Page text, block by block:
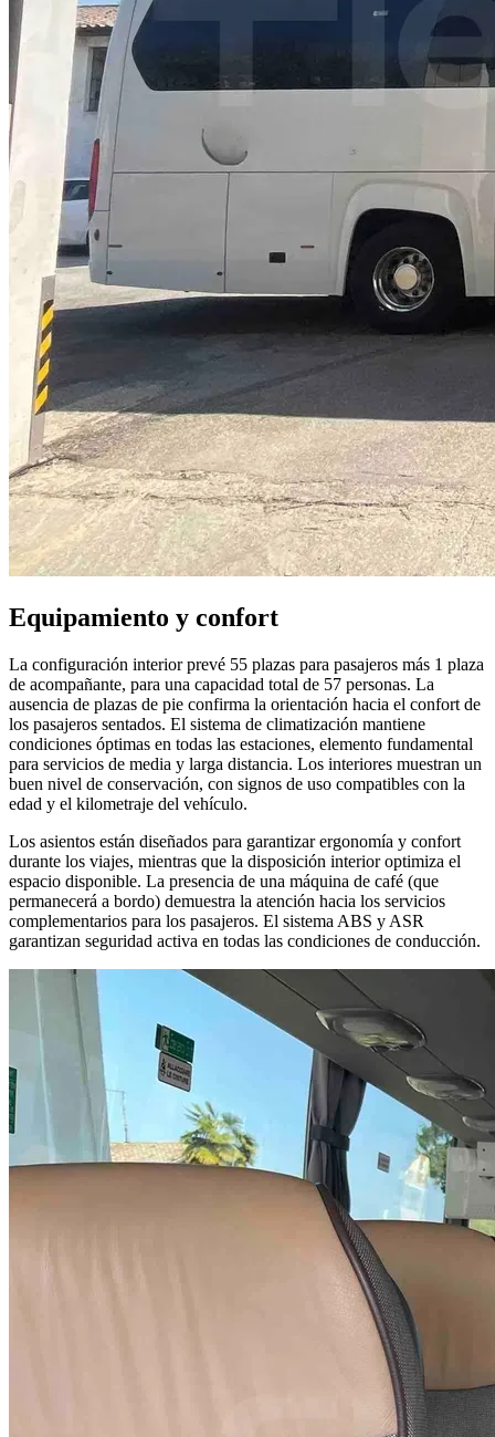
Equipamiento y confort
La configuración interior prevé 55 plazas para pasajeros más 1 plaza
de acompañante, para una capacidad total de 57 personas. La
ausencia de plazas de pie confirma la orientación hacia el confort de
los pasajeros sentados. El sistema de climatización mantiene
condiciones óptimas en todas las estaciones, elemento fundamental
para servicios de media y larga distancia. Los interiores muestran un
buen nivel de conservación, con signos de uso compatibles con la
edad y el kilometraje del vehículo.
Los asientos están diseñados para garantizar ergonomía y confort
durante los viajes, mientras que la disposición interior optimiza el
espacio disponible. La presencia de una máquina de café (que
permanecerá a bordo) demuestra la atención hacia los servicios
complementarios para los pasajeros. El sistema ABS y ASR
garantizan seguridad activa en todas las condiciones de conducción.